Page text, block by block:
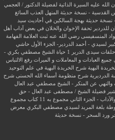
الله عليه
السيرة الذاتية لفضيلة الدكتور / العجمي
القدسية - نسخة حديثة
المنهل العذب السائغ
- نسخة حديثة بهجة السالكين في أحاديث سيد
للدردير تحفة الإخوان والخلان في بعض آداب أهل
المنسفيسى رضي الله عنه ثبت العلامة الفهامة
لسيدي - أحمد الدردير- الجزء الأول حاشي
حلقات سيدى الدرير 1
حياة الشيخ مصطفي بكري -
العبادات و المعاملات و الميراث رفع الالتباس
البهية شرح الخريدة البهية في علم التوحيد
الدرديرية شرح منظومة أسماء الله الحسنى شرح
والنهي عن المنكر - الشيخ مصطفي عبد العال
فضيلة الشيخ / مصطفى عبد العال - حق
- الجزء الثاني مجموع به 11 كتاب
مجموع
بلغة المريد لسيدي مصطفي البكري معرض
ورد السحر - نسخة حديثة